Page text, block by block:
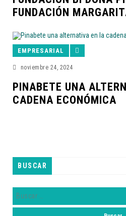
FUNDACIÓN
EMPRESARIAL
noviembre 24, 2024
PINABETE UNA
CADENA ECONÓMICA
BUSCAR